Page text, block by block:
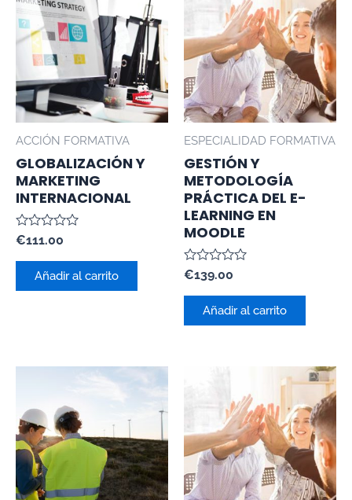
ACCIÓN FORMATIVA
GLOBALIZACIÓN Y
MARKETING
INTERNACIONAL
Valorado
0
€111.00
Añadir al carrito
ESPECIALIDAD FORMATIVA
GESTIÓN Y
METODOLOGÍA
PRÁCTICA DEL E-
LEARNING EN
MOODLE
Valorado
con
0
€139.00
Añadir al carrito